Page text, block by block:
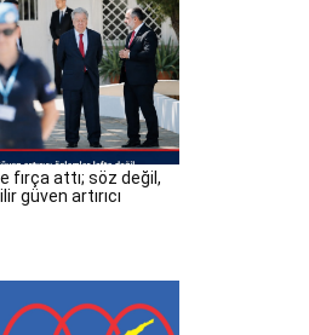
fırça attı; söz değil,
güven artırıcı